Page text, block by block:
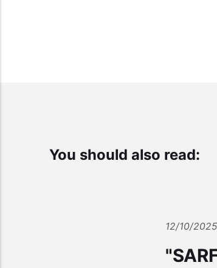
You should also read:
12/10/2025